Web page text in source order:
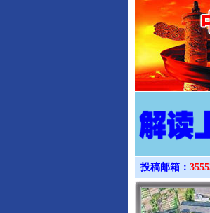
投稿邮箱：